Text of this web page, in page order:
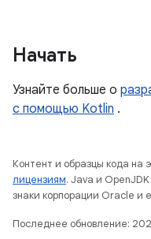
Начать
Узнайте больше о
с помощью Kotlin .
Контент и образцы кода на
лицензиям. Java и
знаки корпорации Oracle и
Последнее обновление: